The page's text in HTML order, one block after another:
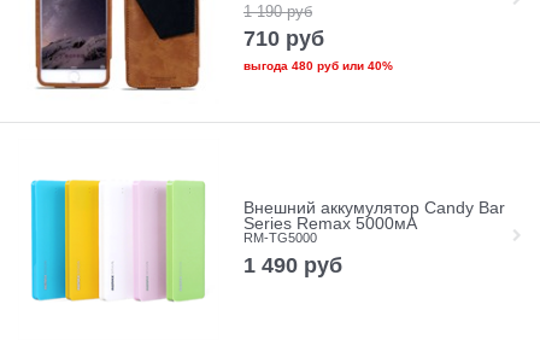
1 190 руб
710 руб
выгода 480 рубили 40%
Внешний аккумулятор Candy Bar
Series Remax 5000мА
RM-TG5000
1 490 руб